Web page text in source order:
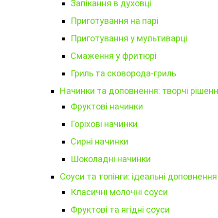
Запікання в духовці
Приготування на парі
Приготування у мультиварці
Смаження у фритюрі
Гриль та сковорода-гриль
Начинки та доповнення: творчі
Фруктові начинки
Горіхові начинки
Сирні начинки
Шоколадні начинки
Соуси та топінги: ідеальні доповнення
Класичні молочні соуси
Фруктові та ягідні соуси